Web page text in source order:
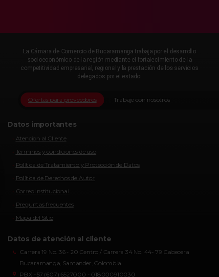
La Cámara de Comercio de Bucaramanga trabaja por el desarrollo
socioeconómico de la región mediante el fortalecimiento de la
competitividad empresarial, regional y la prestación de los servicios
delegados por el estado.
Trabaje con nosotros
Ofertas para proveedores
Datos importantes
Atencion al Cliente
Términos y condiciones de uso
Política de Tratamiento y Protección de Datos
Política de Derechos de Autor
Correo Institucional
Preguntas frecuentes
Mapa del Sitio
Datos de atención al cliente
Carrera 19 No. 36 - 20 Centro / Carrera 34 No. 44- 79 Cabecera
Bucaramanga, Santander, Colombia
PBX +57 (607) 6527000 - 018000910030